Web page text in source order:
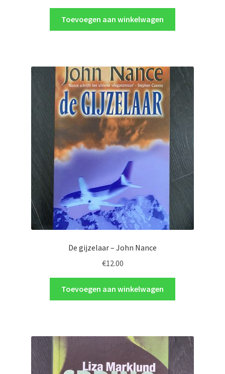
Toevoegen aan winkelwagen
De gijzelaar – John Nance
€12.00
Toevoegen aan winkelwagen